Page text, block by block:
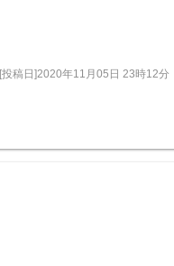
[投稿日]2020年11月05日 23時12分